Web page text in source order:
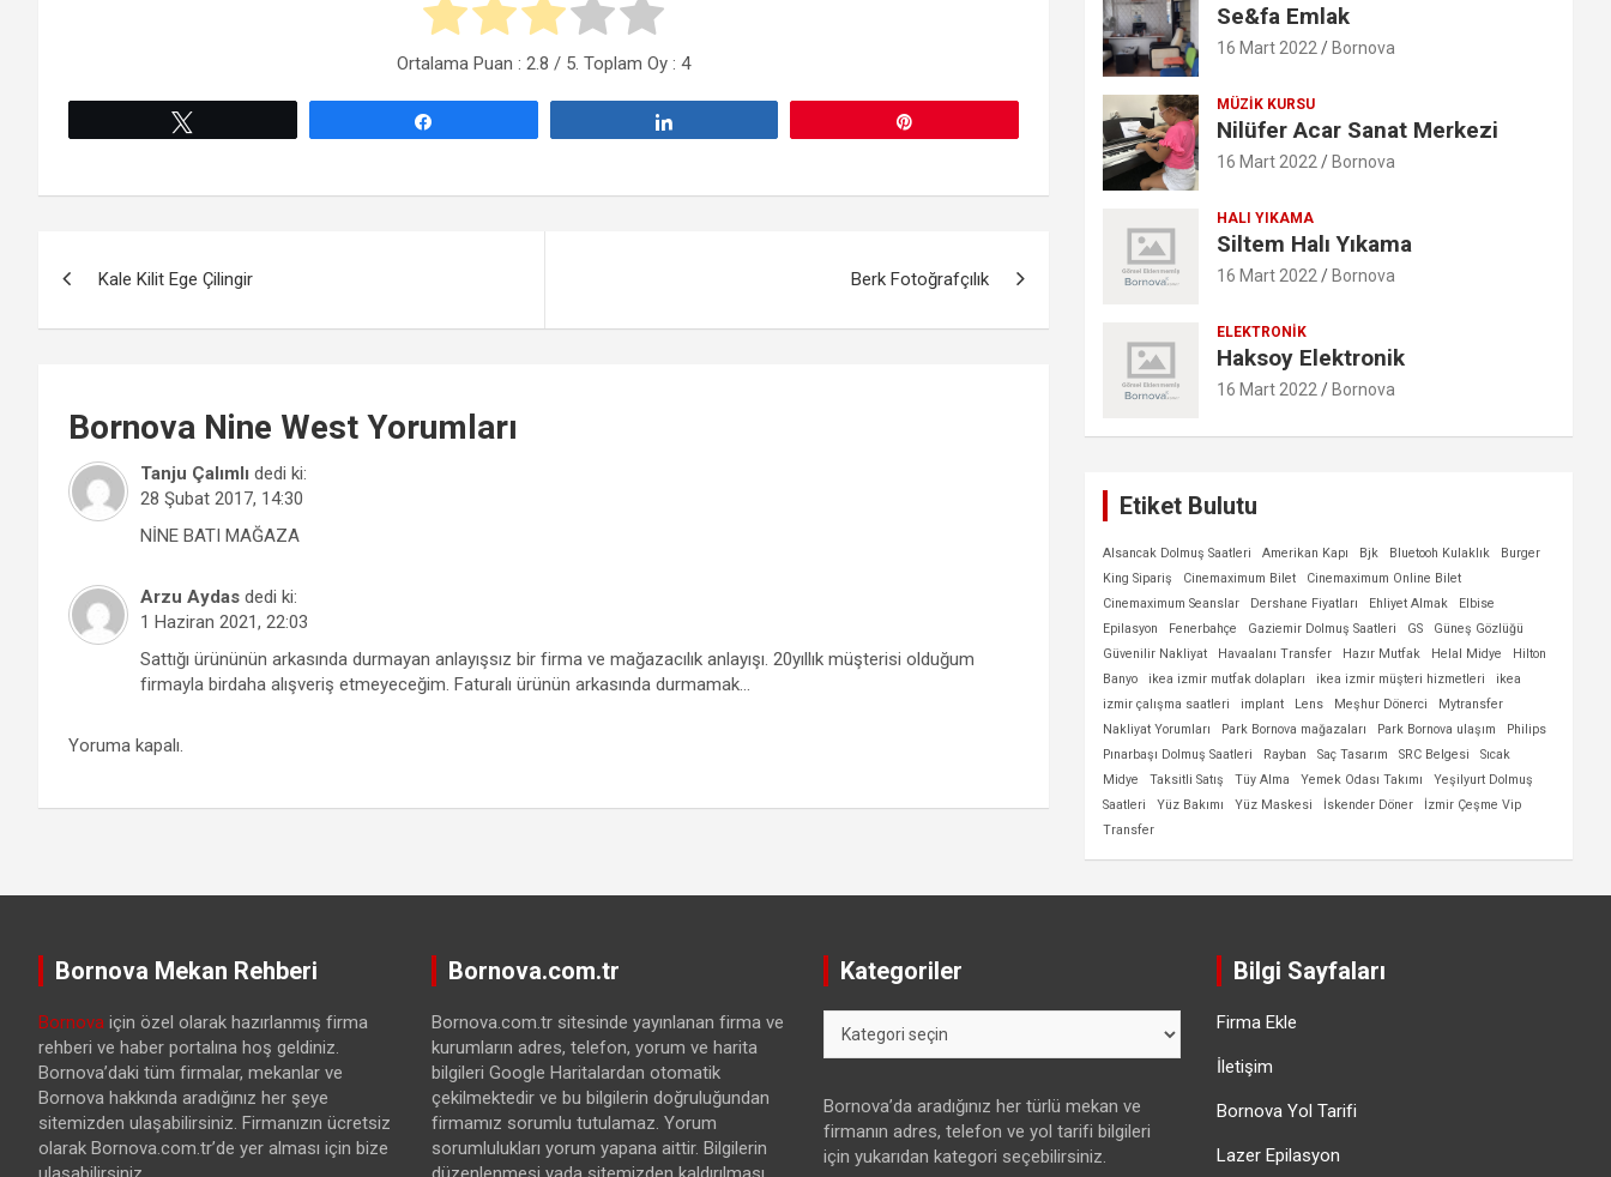
Ortalama Puan :2.8 / 5. Toplam Oy :4
gezinmesi
Kale Kilit Ege Çilingir Berk Fotoğrafçılık
Bornova Nine West Yorumları
Tanju Çalımlı dedi ki:
28 Şubat 2017, 14:30
NİNE BATI MAĞAZA
Arzu Aydas dedi ki:
1 Haziran 2021, 22:03
Sattığı ürününün arkasında durmayan anlayışsız bir firma ve mağazacılık anlayışı. 20yıllık müşterisi olduğum
firmayla birdaha alışveriş etmeyeceğim. Faturalı ürünün arkasında durmamak…
Yoruma kapalı.
Se&fa Emlak
16 Mart 2022 Bornova
MÜZIK KURSU
Nilüfer Acar Sanat Merkezi
16 Mart 2022 Bornova
HALI YIKAMA
Siltem Halı Yıkama
16 Mart 2022 Bornova
ELEKTRONIK
Haksoy Elektronik
16 Mart 2022 Bornova
Etiket Bulutu
Alsancak Dolmuş Saatleri Amerikan Kapı Bjk Bluetooh Kulaklık
Burger
King Sipariş
Cinemaximum Bilet
Cinemaximum Online Bilet
Cinemaximum Seanslar
Dershane Fiyatları Ehliyet Almak
Elbise
Epilasyon
Fenerbahçe Gaziemir Dolmuş Saatleri GS
Güneş Gözlüğü
Güvenilir Nakliyat
Havaalanı Transfer Hazır Mutfak Helal Midye
Hilton
Banyo
ikea izmir mutfak dolapları ikea izmir müşteri hizmetleri
ikea
izmir çalışma saatleri
implant Lens Meşhur Dönerci
Mytransfer
Nakliyat Yorumları
Park Bornova mağazaları Park Bornova ulaşım
Philips
Pınarbaşı Dolmuş Saatleri
Rayban Saç Tasarım SRC Belgesi
Sıcak
Midye
Taksitli Satış Tüy Alma Yemek Odası Takımı
Yeşilyurt Dolmuş
Saatleri
Yüz Bakımı Yüz Maskesi İskender Döner
İzmir Çeşme Vip
Transfer
Bornova Mekan Rehberi
Bornova için özel olarak hazırlanmış firma
rehberi ve haber portalına hoş geldiniz.
Bornova’daki tüm firmalar, mekanlar ve
Bornova hakkında aradığınız her şeye
sitemizden ulaşabilirsiniz. Firmanızın ücretsiz
olarak Bornova.com.tr’de yer alması için bize
Bornova.com.tr
Bornova.com.tr sitesinde yayınlanan firma ve
kurumların adres, telefon, yorum ve harita
bilgileri Google Haritalardan otomatik
çekilmektedir ve bu bilgilerin doğruluğundan
firmamız sorumlu tutulamaz. Yorum
sorumlulukları yorum yapana aittir. Bilgilerin
Kategoriler
Bornova’da aradığınız her türlü mekan ve
firmanın adres, telefon ve yol tarifi bilgileri
için yukarıdan kategori seçebilirsiniz.
Bilgi Sayfaları
Firma Ekle
İletişim
Bornova Yol Tarifi
Lazer Epilasyon